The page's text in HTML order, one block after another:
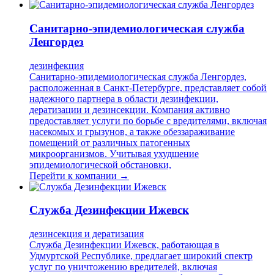
Санитарно-эпидемиологическая служба
Ленгордез
дезинфекция
Санитарно-эпидемиологическая служба Ленгордез,
расположенная в Санкт-Петербурге, представляет собой
надежного партнера в области дезинфекции,
дератизации и дезинсекции. Компания активно
предоставляет услуги по борьбе с вредителями, включая
насекомых и грызунов, а также обеззараживание
помещений от различных патогенных
микроорганизмов. Учитывая ухудшение
эпидемиологической обстановки,
Перейти к компании →
Служба Дезинфекции Ижевск
дезинсекция и дератизация
Служба Дезинфекции Ижевск, работающая в
Удмуртской Республике, предлагает широкий спектр
услуг по уничтожению вредителей, включая